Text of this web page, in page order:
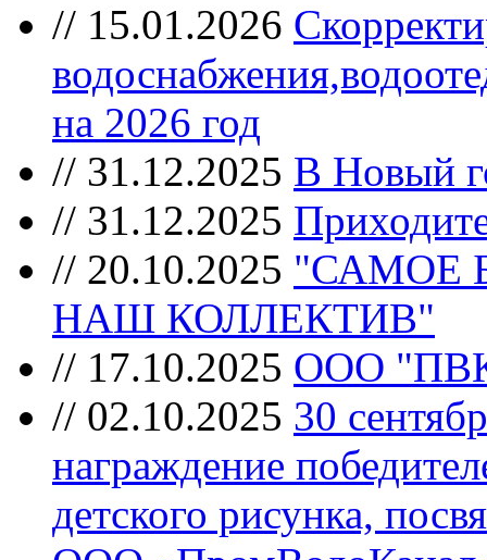
// 15.01.2026
на 2026 год
// 31.12.2025 В Новый
// 31.12.2025
// 20.10.2025 "САМОЕ
НАШ КОЛЛЕКТИВ"
// 17.10.2025 ООО
// 02.10.2025 30
награждение
детского рисунка,